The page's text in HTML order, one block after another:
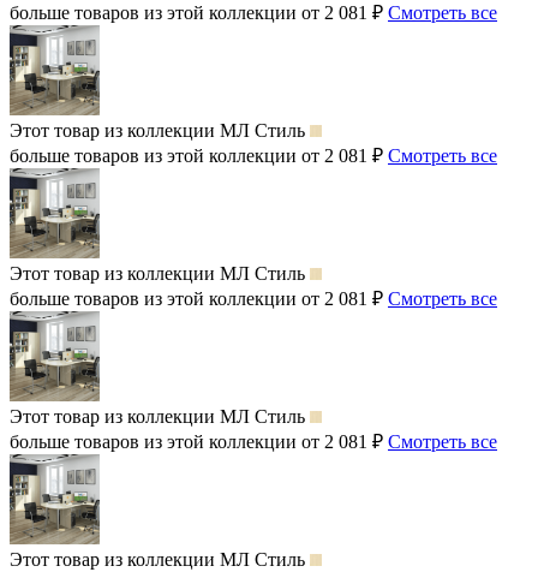
больше товаров из этой коллекции от 2 081 ₽ Смотреть все
Этот товар из коллекции МЛ Стиль
больше товаров из этой коллекции от 2 081 ₽ Смотреть все
Этот товар из коллекции МЛ Стиль
больше товаров из этой коллекции от 2 081 ₽ Смотреть все
Этот товар из коллекции МЛ Стиль
больше товаров из этой коллекции от 2 081 ₽ Смотреть все
Этот товар из коллекции МЛ Стиль